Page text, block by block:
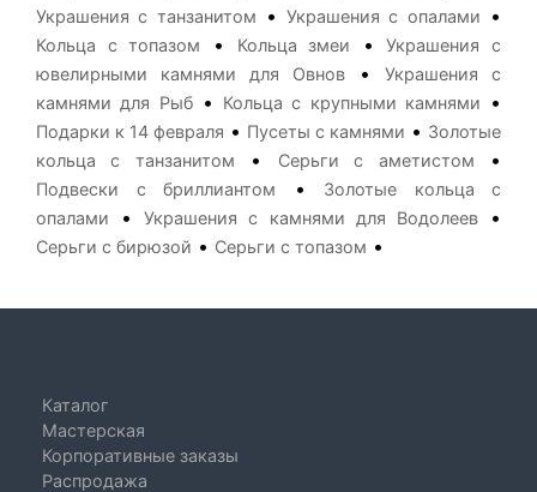
Украшения с танзанитом •Украшения с опалами •
Кольца с топазом • Кольца змеи •Украшения с
ювелирными камнями для Овнов • Украшения с
камнями для Рыб• Кольца с крупными камнями •
Подарки к 14 февраля • Пусеты с камнями • Золотые
кольца с танзанитом
• Серьги с аметистом •
Подвески с бриллиантом •
Золотые кольца с
опалами
•Украшения с камнями для Водолеев•
Серьги с бирюзой • Серьги с топазом •
Каталог
Мастерская
Корпоративные заказы
Распродажа